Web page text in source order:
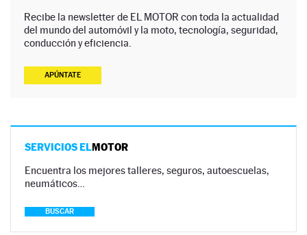
Recibe la newsletter de EL MOTOR con toda la actualidad
del mundo del automóvil y la moto, tecnología, seguridad,
conducción y eficiencia.
APÚNTATE
SERVICIOS ELMOTOR
Encuentra los mejores talleres, seguros, autoescuelas,
neumáticos…
BUSCAR